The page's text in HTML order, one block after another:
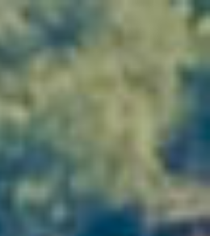
Vellas estates:
in the heart of
and tasting
and let us guide you
wine-growing